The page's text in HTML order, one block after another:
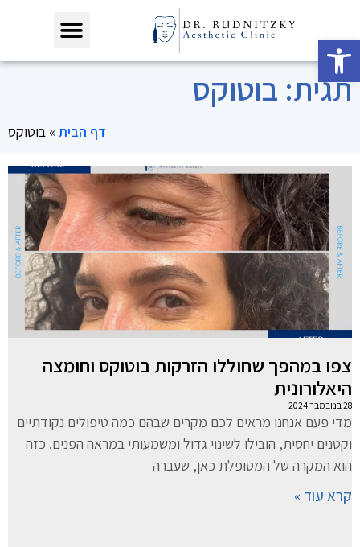
פתח סרגל נגישות
תגית: בוטוקס
דף הבית » בוטוקס
צפו במהפך שחוללו הזרקות בוטוקס וחומצה
היאלורונית
28 בנובמבר 2024
מדי פעם אנחנו מראים לכם מקרים שבהם כמה טיפולים נקודתיים
וקטנים יחסית, הובילו לשינוי גדול ומשמעותי במראה הפנים. כזה
הוא המקרה של המטופלת כאן, שעברה
קרא עוד »